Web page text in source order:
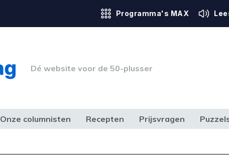
Programma's MAX
Dé website voor de 50-plusser
Onze columnisten Recepten Prijsvragen